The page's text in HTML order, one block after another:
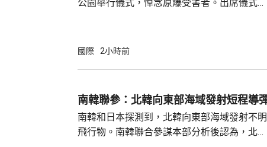
公園舉行儀式，悼念原爆受害者。出席儀式的
為實現無核武世界而繼續不懈努力的使命。 不
持無核三原則，但並未明確表示日本將繼續堅
持有關原則。 高市在儀式結束後的記者會亦
絕就修訂「安保三文件」時是否堅持...
國際 2小時前
南韓聯參：北韓向東部海域發射短程導
南韓和日本探測到，北韓向東部海域發射不明
飛行物。南韓聯合參謀本部分析後認為，北韓